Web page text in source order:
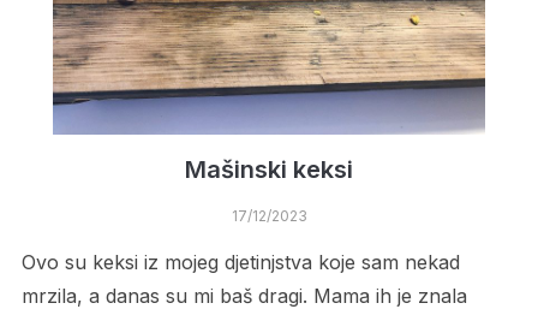
Mašinski keksi
17/12/2023
Ovo su keksi iz mojeg djetinjstva koje sam nekad
mrzila, a danas su mi baš dragi. Mama ih je znala